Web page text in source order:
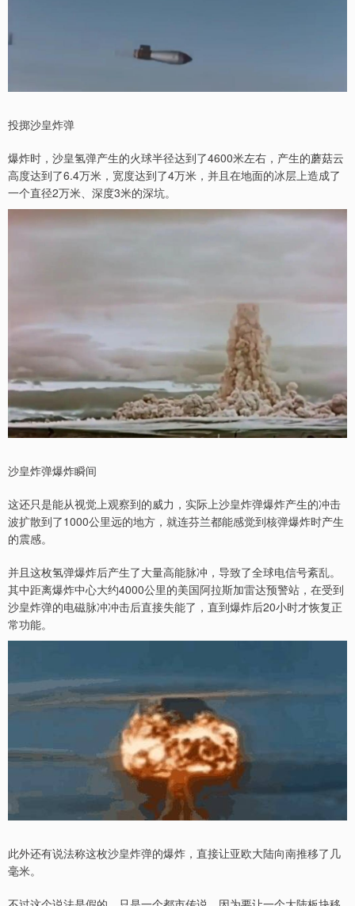
投掷沙皇炸弹
爆炸时，沙皇氢弹产生的火球半径达到了4600米左右，产生的蘑菇云
高度达到了6.4万米，宽度达到了4万米，并且在地面的冰层上造成了
一个直径2万米、深度3米的深坑。
沙皇炸弹爆炸瞬间
这还只是能从视觉上观察到的威力，实际上沙皇炸弹爆炸产生的冲击
波扩散到了1000公里远的地方，就连芬兰都能感觉到核弹爆炸时产生
的震感。
并且这枚氢弹爆炸后产生了大量高能脉冲，导致了全球电信号紊乱。
其中距离爆炸中心大约4000公里的美国阿拉斯加雷达预警站，在受到
沙皇炸弹的电磁脉冲冲击后直接失能了，直到爆炸后20小时才恢复正
常功能。
此外还有说法称这枚沙皇炸弹的爆炸，直接让亚欧大陆向南推移了几
毫米。